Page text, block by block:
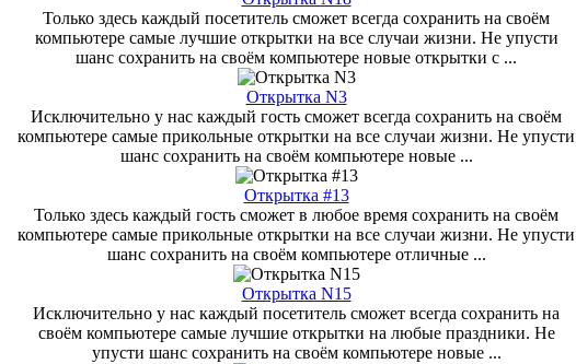
Только здесь каждый посетитель сможет всегда сохранить на своём
компьютере самые лучшие открытки на все случаи жизни. Не упусти
шанс сохранить на своём компьютере новые открытки с ...
Открытка N3
Исключительно у нас каждый гость сможет всегда сохранить на своём
компьютере самые прикольные открытки на все случаи жизни. Не упусти
шанс сохранить на своём компьютере новые ...
Открытка #13
Только здесь каждый гость сможет в любое время сохранить на своём
компьютере самые прикольные открытки на все случаи жизни. Не упусти
шанс сохранить на своём компьютере отличные ...
Открытка N15
Исключительно у нас каждый посетитель сможет всегда сохранить на
своём компьютере самые лучшие открытки на любые праздники. Не
упусти шанс сохранить на своём компьютере новые ...